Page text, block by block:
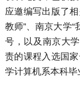
应邀编写出版了
教师”、南京大学“
号，以及南京大
责的课程入选国
学计算机系本科毕